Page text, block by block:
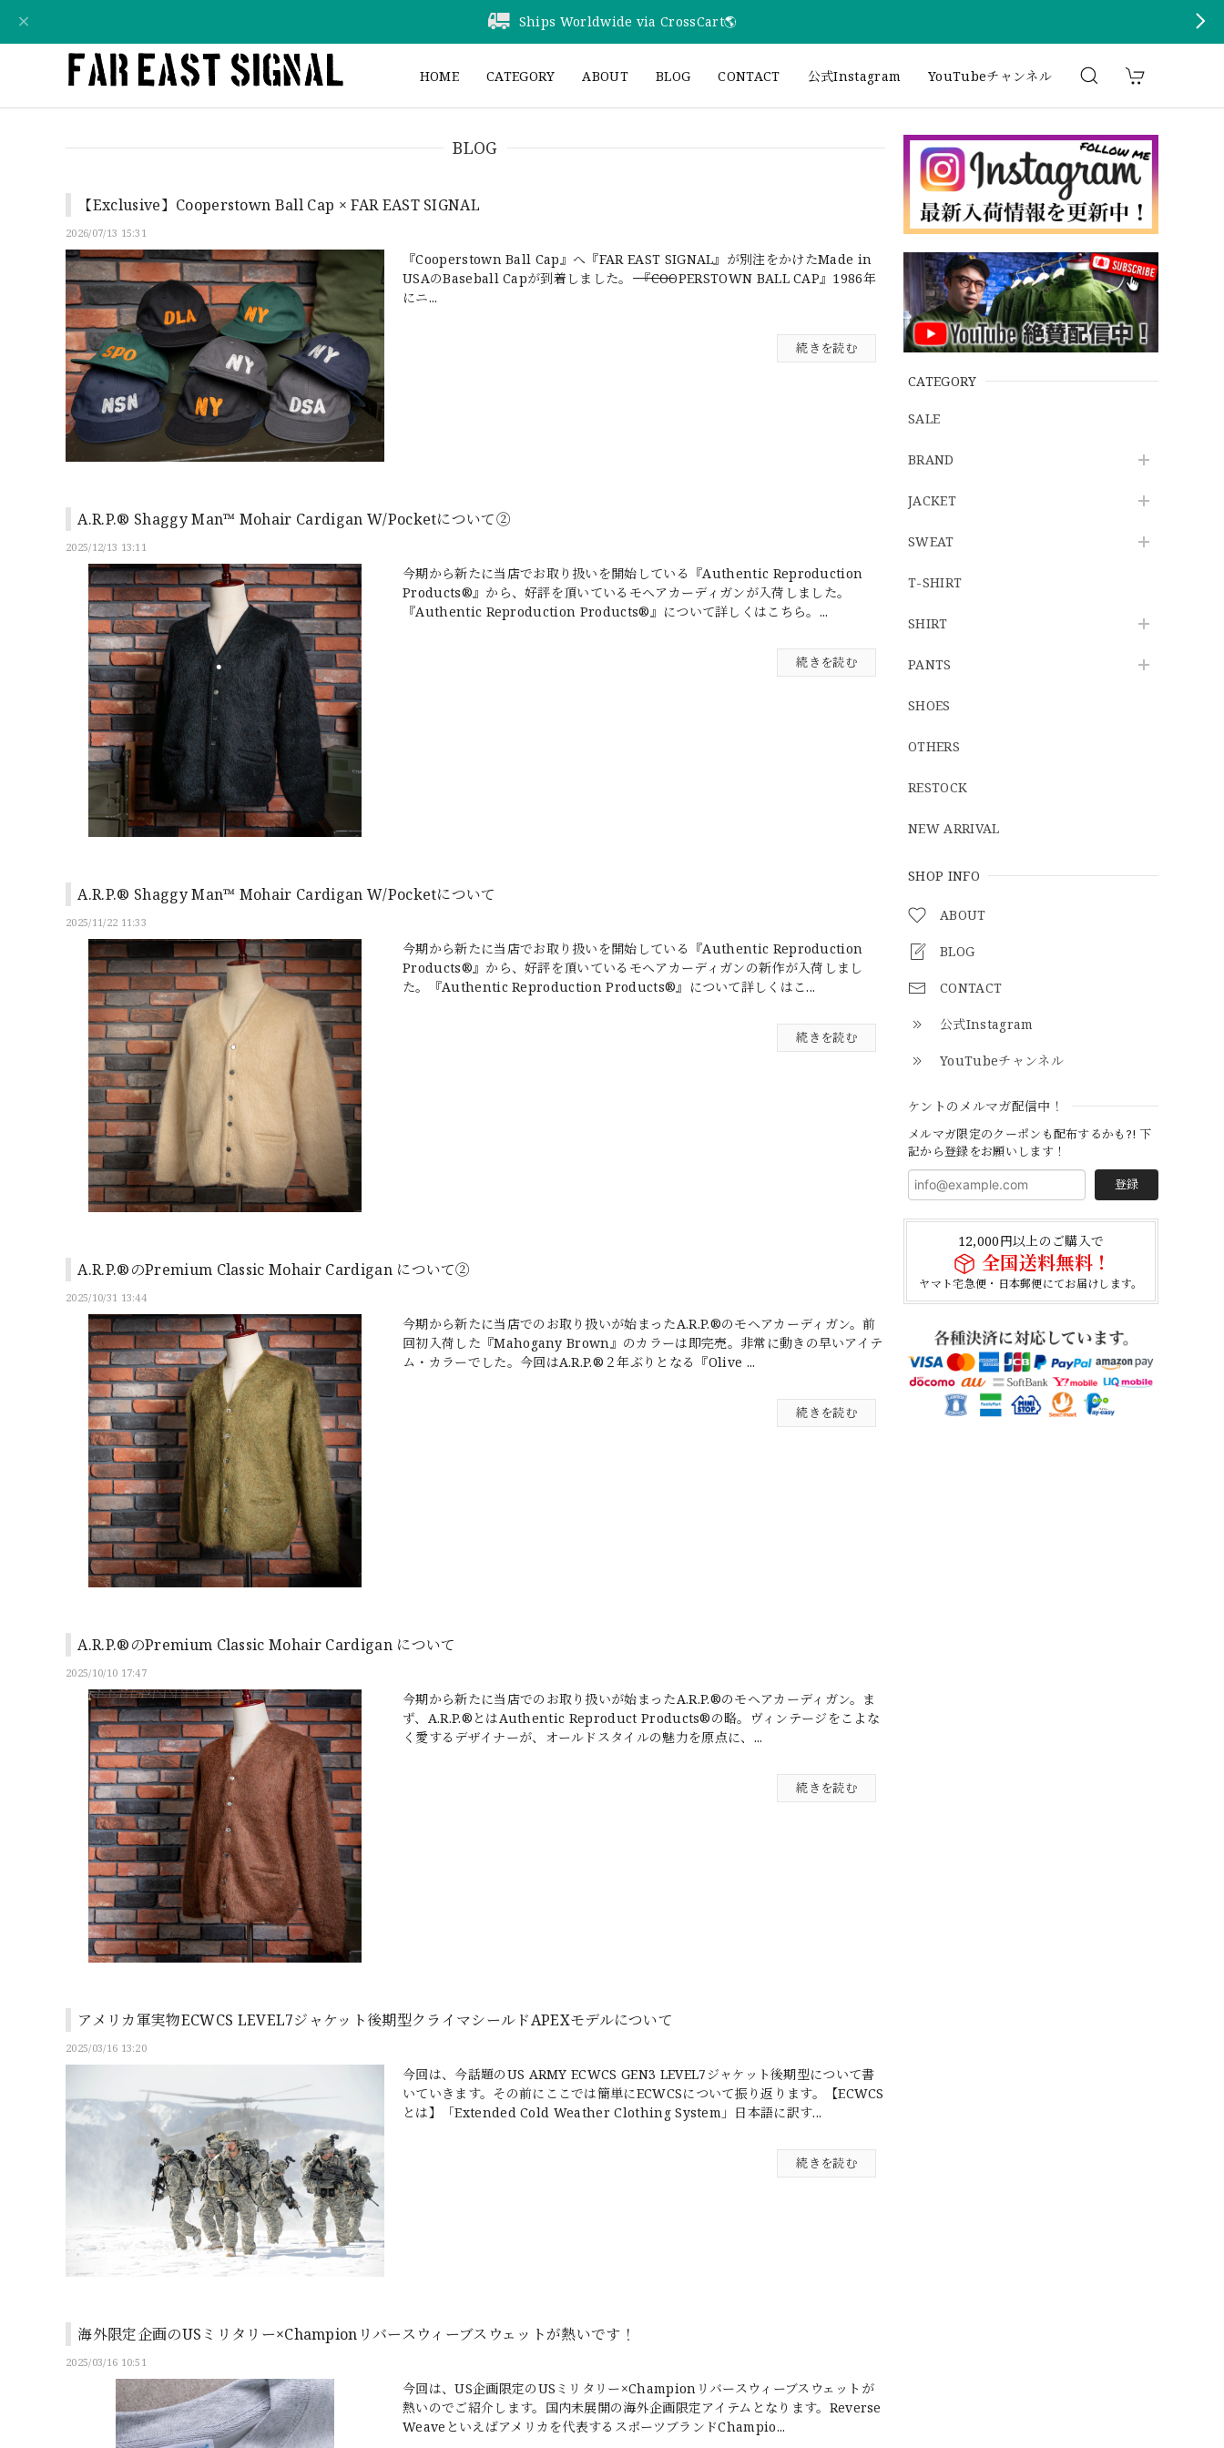
Ships Worldwide via CrossCart🌎️
HOME CATEGORY ABOUT BLOG CONTACT 公式Instagram YouTubeチャンネル
CATEGORY
SALE
BRAND
JACKET
SWEAT
T-SHIRT
SHIRT
PANTS
SHOES
OTHERS
RESTOCK
NEW ARRIVAL
SHOP INFO
ABOUT
BLOG
CONTACT
公式Instagram
YouTubeチャンネル
ケントのメルマガ配信中！
メルマガ限定のクーポンも配布するかも?! 下
記から登録をお願いします！
登録
12,000円以上のご購入で
全国送料無料！
ヤマト宅急便・日本郵便にてお届けします。
BLOG
【Exclusive】Cooperstown Ball Cap × FAR EAST SIGNAL
2026/07/13 15:31
『Cooperstown Ball Cap』へ『FAR EAST SIGNAL』が別注をかけたMade in
USAのBaseball Capが到着しました。―――――――――――――――――――――――――――――――――――――――――――――――――――――――――――――――『COOPERSTOWN BALL CAP』1986年
にニ...
続きを読む
A.R.P.® Shaggy Man™ Mohair Cardigan W/Pocketについて②
2025/12/13 13:11
今期から新たに当店でお取り扱いを開始している『Authentic Reproduction
Products®』から、好評を頂いているモヘアカーディガンが入荷しました。
『Authentic Reproduction Products®』について詳しくはこちら。...
続きを読む
A.R.P.® Shaggy Man™ Mohair Cardigan W/Pocketについて
2025/11/22 11:33
今期から新たに当店でお取り扱いを開始している『Authentic Reproduction
Products®』から、好評を頂いているモヘアカーディガンの新作が入荷しまし
た。『Authentic Reproduction Products®』について詳しくはこ...
続きを読む
A.R.P.®のPremium Classic Mohair Cardigan について②
2025/10/31 13:44
今期から新たに当店でのお取り扱いが始まったA.R.P.®のモヘアカーディガン。前
回初入荷した『Mahogany Brown』のカラーは即完売。非常に動きの早いアイテ
ム・カラーでした。今回はA.R.P.®２年ぶりとなる『Olive ...
続きを読む
A.R.P.®のPremium Classic Mohair Cardigan について
2025/10/10 17:47
今期から新たに当店でのお取り扱いが始まったA.R.P.®のモヘアカーディガン。ま
ず、A.R.P.®とはAuthentic Reproduct Products®の略。ヴィンテージをこよな
く愛するデザイナーが、オールドスタイルの魅力を原点に、...
続きを読む
アメリカ軍実物ECWCS LEVEL7ジャケット後期型クライマシールドAPEXモデルについて
2025/03/16 13:20
今回は、今話題のUS ARMY ECWCS GEN3 LEVEL7ジャケット後期型について書
いていきます。その前にここでは簡単にECWCSについて振り返ります。【ECWCS
とは】「Extended Cold Weather Clothing System」日本語に訳す...
続きを読む
海外限定企画のUSミリタリー×Championリバースウィーブスウェットが熱いです！
2025/03/16 10:51
今回は、US企画限定のUSミリタリー×Championリバースウィーブスウェットが
熱いのでご紹介します。国内未展開の海外企画限定アイテムとなります。Reverse
Weaveといえばアメリカを代表するスポーツブランドChampio...